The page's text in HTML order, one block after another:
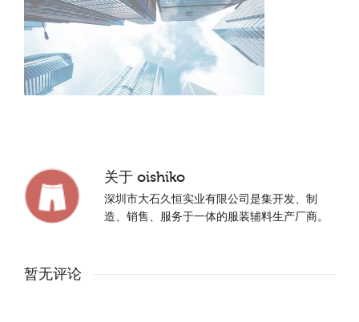
关于 oishiko
深圳市大石久恒实业有限公司是集开发、制
造、销售、服务于一体的服装辅料生产厂商。
暂无评论